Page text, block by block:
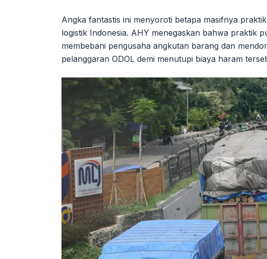
Angka fantastis ini menyoroti betapa masifnya
logistik Indonesia. AHY menegaskan bahwa praktik
membebani pengusaha angkutan barang dan
pelanggaran ODOL demi menutupi biaya haram